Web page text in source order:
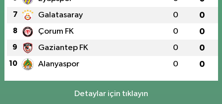
7 Galatasaray 0 0
8 Çorum FK 0 0
9 Gaziantep FK 0 0
10 Alanyaspor 0 0
Detaylar için tıklayın